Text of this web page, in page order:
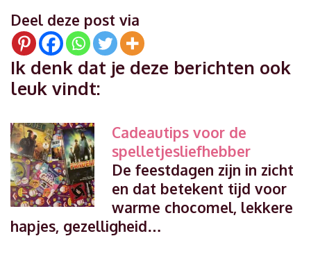
Deel deze post via
Ik denk dat je deze berichten ook
leuk vindt:
Cadeautips voor de
spelletjesliefhebber
De feestdagen zijn in zicht
en dat betekent tijd voor
warme chocomel, lekkere
hapjes, gezelligheid…